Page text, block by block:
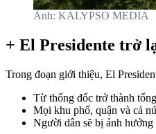
Ảnh: KALYPSO MEDIA
+ El Presidente trở
Trong đoạn giới thiệu, El
Từ thống đốc trở thành
Mọi khu phố, quận và cả
Người dân sẽ bị ảnh